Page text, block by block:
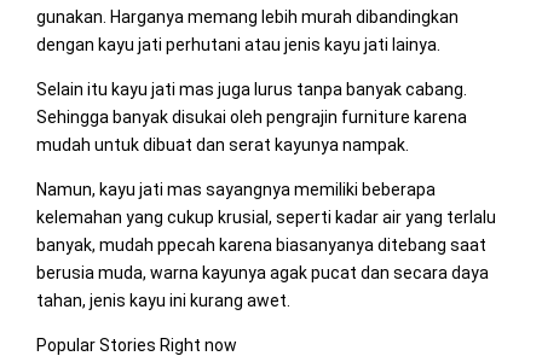
gunakan. Harganya memang lebih murah dibandingkan
dengan kayu jati perhutani atau jenis kayu jati lainya.
Selain itu kayu jati mas juga lurus tanpa banyak cabang.
Sehingga banyak disukai oleh pengrajin furniture karena
mudah untuk dibuat dan serat kayunya nampak.
Namun, kayu jati mas sayangnya memiliki beberapa
kelemahan yang cukup krusial, seperti kadar air yang terlalu
banyak, mudah ppecah karena biasanyanya ditebang saat
berusia muda, warna kayunya agak pucat dan secara daya
tahan, jenis kayu ini kurang awet.
Popular Stories Right now